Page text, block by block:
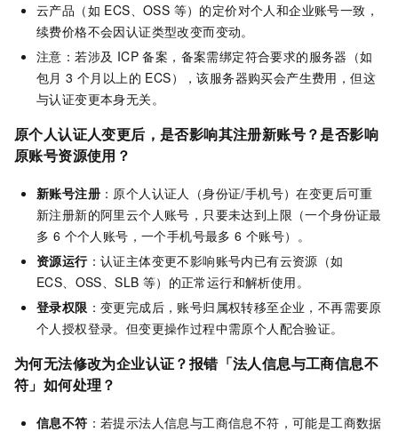
云产品（如 ECS、OSS 等）的定价对个人和企业账号一致，
续费价格不会因认证类型改变而变动。
注意：若涉及 ICP 备案，备案需绑定符合要求的服务器（如
包月 3 个月以上的 ECS），该服务器购买会产生费用，但这
与认证变更本身无关。
原个人认证人变更后，是否影响其注册新账号？是否影响
原账号资源使用？
新账号注册 ：原个人认证人（身份证/手机号）在变更后可重
新注册新的阿里云个人账号，只要未达到上限（一个身份证最
多 6 个个人账号，一个手机号最多 6 个账号）。
资源运行：认证主体变更不影响账号内已有云资源（如
ECS、OSS、SLB 等）的正常运行和解析使用。
登录权限 ：变更完成后，账号归属权转移至企业，不再需要原
个人授权登录。但变更操作过程中需原个人配合验证。
为何无法修改为企业认证？报错「法人信息与工商信息不
符」如何处理？
信息不符 ：若提示法人信息与工商信息不符，可能是工商数据